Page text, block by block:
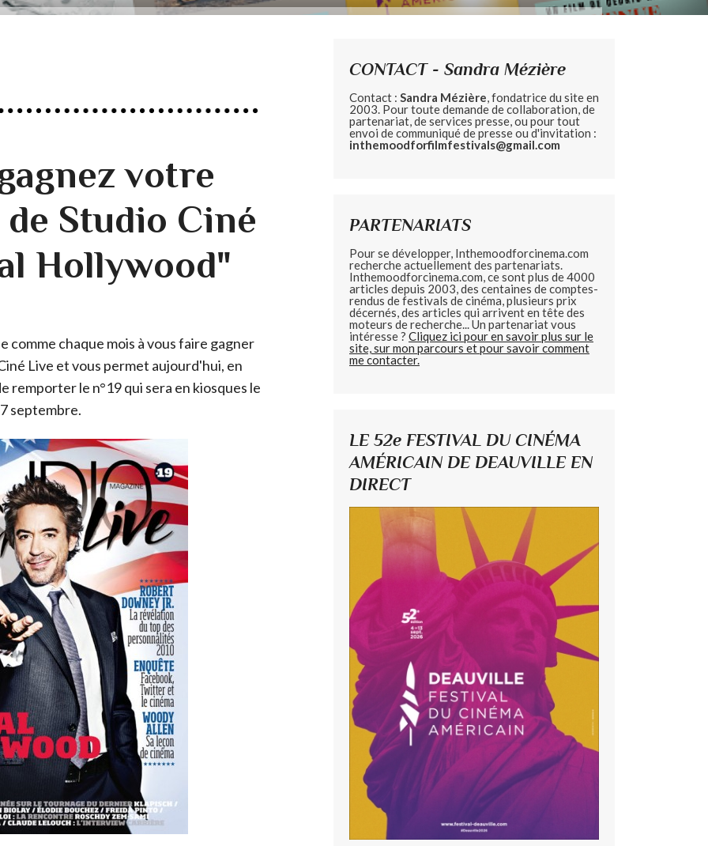
votre
Studio Ciné
Hollywood"
chaque mois à vous faire gagner
Live et vous permet aujourd'hui, en
remporter le n°19 qui sera en kiosques le
septembre.
CONTACT - Sandra Mézière
Contact : Sandra Mézière, fondatrice du site en
2003. Pour toute demande de collaboration, de
partenariat, de services presse, ou pour tout
envoi de communiqué de presse ou d'invitation :
inthemoodforfilmfestivals@gmail.com
PARTENARIATS
Pour se développer, Inthemoodforcinema.com
recherche actuellement des partenariats.
Inthemoodforcinema.com, ce sont plus de 4000
articles depuis 2003, des centaines de comptes-
rendus de festivals de cinéma, plusieurs prix
décernés, des articles qui arrivent en tête des
moteurs de recherche... Un partenariat vous
intéresse ? Cliquez ici pour en savoir plus sur le
site, sur mon parcours et pour savoir comment
me contacter.
LE 52e FESTIVAL DU CINÉMA
AMÉRICAIN DE DEAUVILLE EN
DIRECT